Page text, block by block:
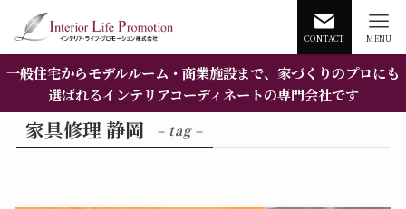
CONTACT MENU
一般住宅からモデルルーム・商業施設まで、家づくりのプロにも
選ばれるインテリアコーディネートの専門会社です
家具修理 静岡 – tag –